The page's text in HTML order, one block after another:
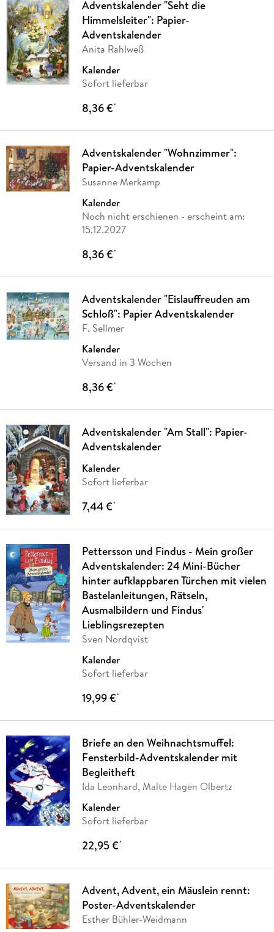
Adventskalender "Seht die
Himmelsleiter": Papier-
Adventskalender
Anita Rahlweß
Kalender
Sofort lieferbar
8,36 €*
Adventskalender "Wohnzimmer":
Papier-Adventskalender
Susanne Merkamp
Kalender
Noch nicht erschienen - erscheint am:
15.12.2027
8,36 €*
Adventskalender "Eislauffreuden am
Schloß": Papier Adventskalender
F. Sellmer
Kalender
Versand in 3 Wochen
8,36 €*
Adventskalender "Am Stall": Papier-
Adventskalender
Kalender
Sofort lieferbar
7,44 €*
Pettersson und Findus - Mein großer
Adventskalender: 24 Mini-Bücher
hinter aufklappbaren Türchen mit vielen
Bastelanleitungen, Rätseln,
Ausmalbildern und Findus'
Lieblingsrezepten
Sven Nordqvist
Kalender
Sofort lieferbar
19,99 €*
Briefe an den Weihnachtsmuffel:
Fensterbild-Adventskalender mit
Begleitheft
Ida Leonhard, Malte Hagen Olbertz
Kalender
Sofort lieferbar
22,95 €*
Advent, Advent, ein Mäuslein rennt:
Poster-Adventskalender
Esther Bühler-Weidmann